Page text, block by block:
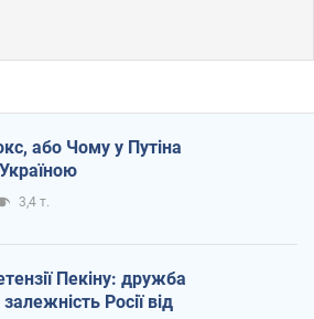
або Чому у Путіна
3,4 т.
Пекіну: дружба
Росії від